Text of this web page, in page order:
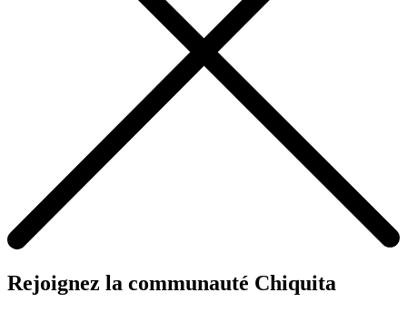
Rejoignez la communauté Chiquita